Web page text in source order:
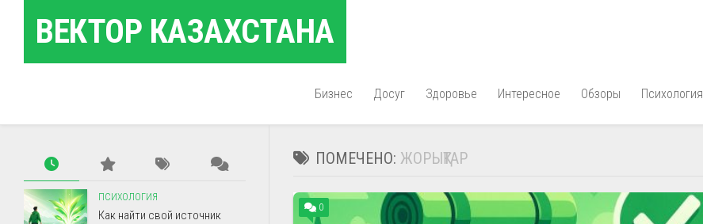
содержаниюВЕКТОР КАЗАХСТАНА
Бизнес Досуг Здоровье Интересное Обзоры Психология
ПОМЕЧЕНО: ЖОРЫҚТАР
0
ПСИХОЛОГИЯ
Как найти свой источник